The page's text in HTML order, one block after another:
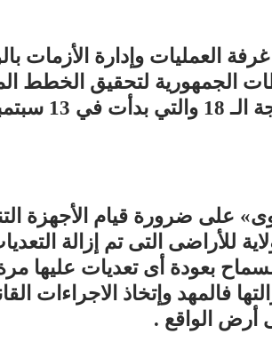
العمليات وإدارة الأزمات
الجمهورية لتحقيق الخطط
على ضرورة قيام الأجهزة
للأراضى التى تم إزالة
السماح بعودة أى تعديات
فالمهد وإتخاذ الاجراءات
أرض الواقع .